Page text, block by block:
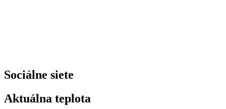
Sociálne siete
Aktuálna teplota